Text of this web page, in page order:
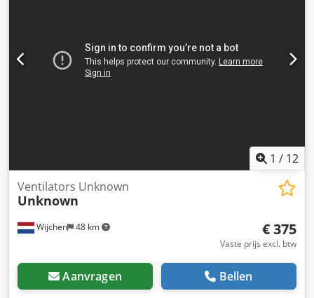
1 / 12
Wijchen 48 km
Ventilators Unknown
Unknown
€ 375
Vaste prijs excl. btw
Aanvragen Bellen